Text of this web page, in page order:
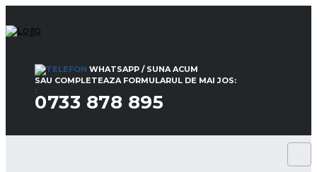
WHATSAPP / SUNA ACUM
SAU COMPLETEAZA FORMULARUL DE MAI JOS:
:
0733 878 895